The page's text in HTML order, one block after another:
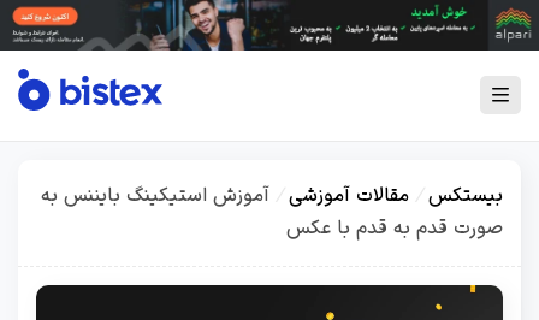
بیستکس مقالات آموزشی
آموزش استیکینگ بایننس به
صورت قدم به قدم با عکس